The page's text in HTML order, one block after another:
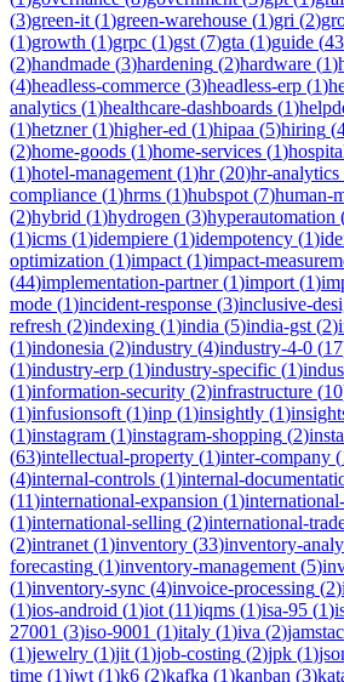
(3)green-it (1)green-warehouse (1)gri (2)
(1)growth (1)grpc (1)gst (7)gta (1)guide (43
(2)handmade (3)hardening (2)hardware (1)
(4)headless-commerce (3)headless-erp (1)
analytics (1)healthcare-dashboards (1)
(1)hetzner(1)higher-ed (1)hipaa (5)hiring (
(2)home-goods (1)home-services (1)
(1)hotel-management (1)hr(20)hr-analytics
compliance (1)hrms (1)hubspot (7)human-
(2)hybrid (1)hydrogen (3)hyperautomation
(1)icms (1)idempiere (1)idempotency (1)
optimization (1)impact (1)impact-
(44)implementation-partner(1)import (1)
mode (1)incident-response (3)inclusive-
refresh (2)indexing (1)india (5)india-gst (2)
(1)indonesia (2)industry (4)industry-4-0 (17
(1)industry-erp (1)industry-specific (1)
(1)information-security (2)infrastructure (10
(1)infusionsoft (1)inp (1)insightly (1)
(1)instagram (1)instagram-shopping (2)
(63)intellectual-property (1)inter-company (
(4)internal-controls (1)internal-
(11)international-expansion (1)
(1)international-selling (2)international-
(2)intranet (1)inventory (33)inventory-
forecasting (1)inventory-management (5)
(1)inventory-sync (4)invoice-processing (2)
(1)ios-android (1)iot (11)iqms (1)isa-95 (1)
27001 (3)iso-9001 (1)italy (1)iva (2)
(1)jewelry (1)jit (1)job-costing (2)jpk (1)
time (1)jwt (1)k6 (2)kafka (1)kanban (3)